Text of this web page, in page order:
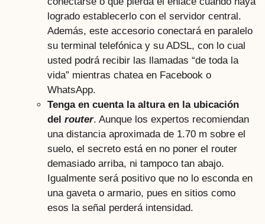
logrado establecerlo con el servidor central.
Además, este accesorio conectará en paralelo
su terminal telefónica y su ADSL, con lo cual
usted podrá recibir las llamadas “de toda la
vida” mientras chatea en Facebook o
WhatsApp.
Tenga en cuenta la altura en la ubicación
del router. Aunque los expertos recomiendan
una distancia aproximada de 1.70 m sobre el
suelo, el secreto está en no poner el router
demasiado arriba, ni tampoco tan abajo.
Igualmente será positivo que no lo esconda en
una gaveta o armario, pues en sitios como
esos la señal perderá intensidad.